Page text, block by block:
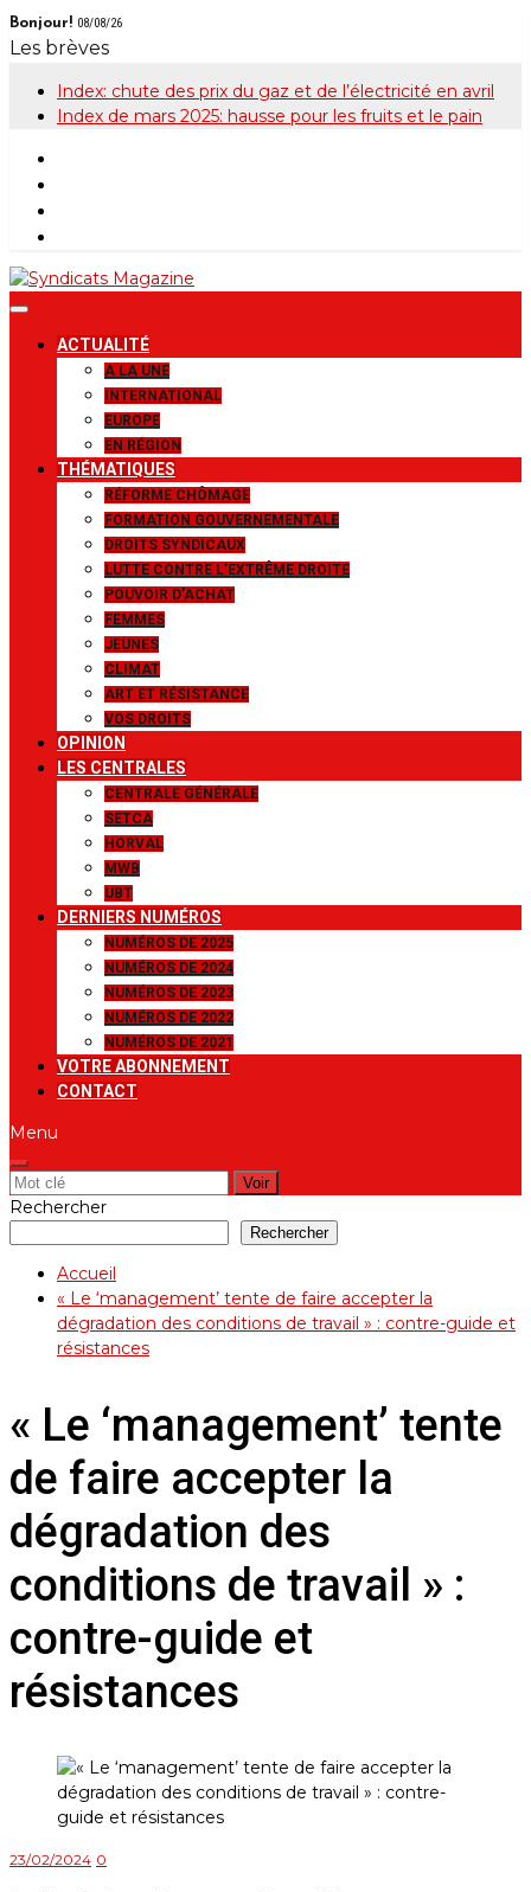
Skip
to
Bonjour! 08/08/26
Les brèves
Index: chute des prix du gaz et de l’électricité en avril
Index de mars 2025: hausse pour les fruits et le pain
Syndicats
Magazine
Le magazine de la FGTB
ACTUALITÉ
A LA UNE
INTERNATIONAL
EUROPE
EN RÉGION
THÉMATIQUES
RÉFORME CHÔMAGE
FORMATION GOUVERNEMENTALE
DROITS SYNDICAUX
LUTTE CONTRE L’EXTRÊME DROITE
POUVOIR D’ACHAT
FEMMES
JEUNES
CLIMAT
ART ET RÉSISTANCE
VOS DROITS
OPINION
LES CENTRALES
CENTRALE GÉNÉRALE
SETCA
HORVAL
MWB
UBT
DERNIERS NUMÉROS
NUMÉROS DE 2025
NUMÉROS DE 2024
NUMÉROS DE 2023
NUMÉROS DE 2022
NUMÉROS DE 2021
VOTRE ABONNEMENT
CONTACT
Menu
Rechercher:
Rechercher
Rechercher
Accueil
« Le ‘management’ tente de faire accepter la
dégradation des conditions de travail » : contre-guide et
résistances
« Le ‘management’ tente
de faire accepter la
dégradation des
conditions de travail » :
contre-guide et
résistances
23/02/2024 0